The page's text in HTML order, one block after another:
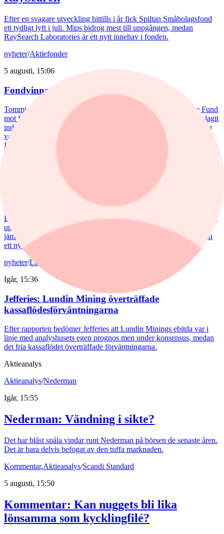
Efter en svagare utveckling hittills i år fick Spiltan Småbolagsfond
ett tydligt lyft i juli. Mips bidrog mest till uppgången, medan
RaySearch Laboratories är ett nytt innehav i fonden.
nyheter/Aktiefonder
5 augusti, 15:06
Fondvinnare med banktung portfölj
Tommi Saukkoriipi har styrt nästan halva SEB Swedish Value Fund
mot finanssektorn. Det har varit ett vinnande drag. Fonden har slagit
index tydligt både i år och på längre sikt. Samtidigt har förvaltaren
valt sida mellan börsens två stora maktbolag - Investor och
Industrivärden.
Theorells revansch – småbolagsfonden kör om index
Efter flera år av motvind har Henrietta Theorells småbolagsfond fått
upp farten. Under årets första sex månader slog fonden sitt
jämförelseindex med 5,6 procentenheter. Hon har också plockat in
ett nytt finskt bolag i portföljen.
nyheter/Lundin Mining
Igår, 15:36
Jefferies: Lundin Mining överträffade
kassaflödesförväntningarna
Efter rapporten bedömer Jefferies att Lundin Minings ebitda var i
linje med analyshusets egen prognos men under konsensus, medan
det fria kassaflödet överträffade förväntningarna.
Aktieanalys
Aktieanalys/Nederman
Igår, 15:55
Nederman: Vändning i sikte?
Det har blåst snåla vindar runt Nederman på börsen de senaste åren.
Det är bara delvis befogat av den tuffa marknaden.
Kommentar,Aktieanalys/Scandi Standard
5 augusti, 15:50
Kommentar: Kan nuggets bli lika
lönsamma som kycklingfilé?